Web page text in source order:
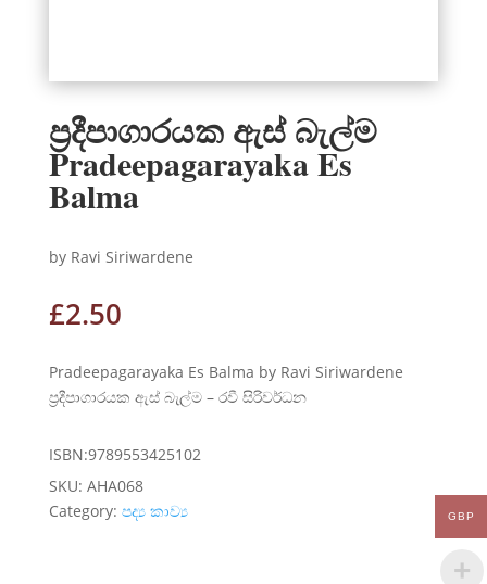
ප්‍රදීපාගාරයක ඇස් බැල්ම
Pradeepagarayaka Es
Balma
by Ravi Siriwardene
£2.50
Pradeepagarayaka Es Balma by Ravi Siriwardene
ප්‍රදීපාගාරයක ඇස් බැල්ම – රවී සිරිවර්ධන
ISBN:9789553425102
SKU: AHA068
Category: පද්‍ය කාව්‍ය GBP